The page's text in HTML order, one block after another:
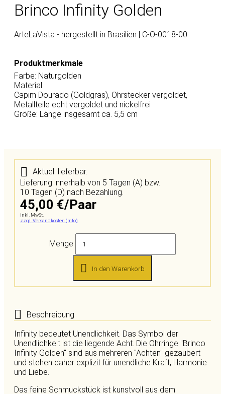
Brinco Infinity Golden
ArteLaVista - hergestellt in Brasilien | C-O-0018-00
Produktmerkmale
Farbe: Naturgolden
Material:
Capim Dourado (Goldgras), Ohrstecker vergoldet,
Metallteile echt vergoldet und nickelfrei
Größe: Länge insgesamt ca. 5,5 cm
Aktuell lieferbar.
Lieferung innerhalb von 5 Tagen (A) bzw.
10 Tagen (D) nach Bezahlung.
45,00 €/Paar
inkl. MwSt.
zzgl. Versandkosten (Info)
Menge
In den Warenkorb
Beschreibung
Infinity bedeutet Unendlichkeit. Das Symbol der
Unendlichkeit ist die liegende Acht. Die Ohrringe "Brinco
Infinity Golden" sind aus mehreren "Achten" gezaubert
und stehen daher explizit für unendliche Kraft, Harmonie
und Liebe.
Das feine Schmuckstück ist kunstvoll aus dem